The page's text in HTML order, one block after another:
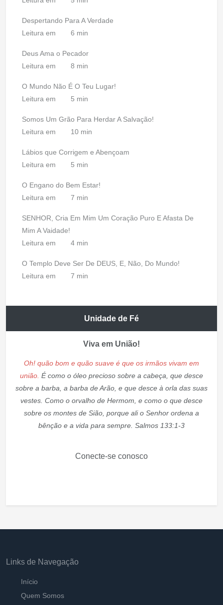
Despertando Para A Verdade
Leitura em
6 min
Deus Ama o Pecador
Leitura em
8 min
O Mundo Não É O Teu Lugar!
Leitura em
5 min
Somos Um Grão Para Herdar A Salvação!
Leitura em
10 min
Lábios que Corrigem e Abençoam
Leitura em
5 min
O Engano do Bem Estar!
Leitura em
7 min
SENHOR, Cria Em Mim Um Coração Puro E Afasta De
Mim A Vaidade!
Leitura em
4 min
O Templo Deve Ser De DEUS, E, Não, Do Mundo!
Leitura em
7 min
Unidade de Fé
Viva em União!
Oh! quão bom e quão suave é que os irmãos vivam em
união. É como o óleo precioso sobre a cabeça, que desce
sobre a barba, a barba de Arão, e que desce à orla das suas
vestes. Como o orvalho de Hermom, e como o que desce
sobre os montes de Sião, porque ali o Senhor ordena a
bênção e a vida para sempre. Salmos 133:1-3
Conecte-se conosco
Links de Navegação
Início
Quem Somos